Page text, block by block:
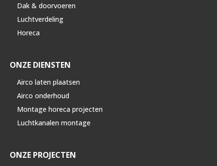
Dak & doorvoeren
Luchtverdeling
Horeca
ONZE DIENSTEN
Airco laten plaatsen
Airco onderhoud
Montage horeca projecten
Luchtkanalen montage
ONZE PROJECTEN